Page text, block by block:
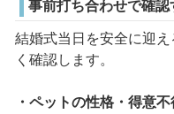
事前打ち合わせで確認
結婚式当日を安全に迎
く確認します。
・ペットの性格・得意